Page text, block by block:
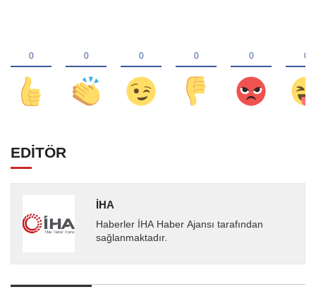
EDİTÖR
İHA
Haberler İHA Haber Ajansı tarafından
sağlanmaktadır.